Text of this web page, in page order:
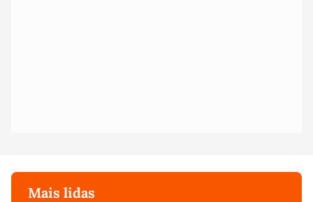
Mais lidas